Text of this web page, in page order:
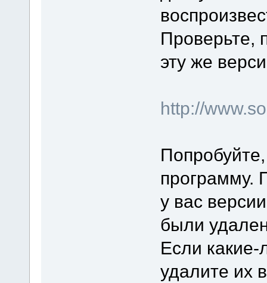
Проверьте,
эту же
http://
программу.
у вас
были
Если
удалите их